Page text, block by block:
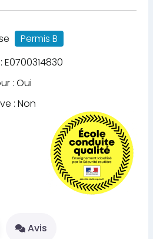
Permis B
: Oui
: Non
Avis